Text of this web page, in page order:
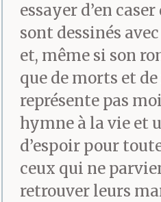
trois
au mur et
chacune de
centaines de
tachés,
forment ce
sa
essayer d’en
sont dessinés
et, même si son
que de morts et
représente pas
hymne à la vie et
d’espoir pour
ceux qui ne
retrouver leurs